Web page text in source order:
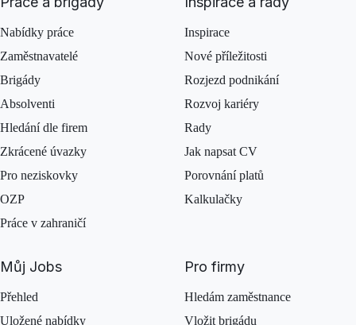
Nabídky práce
Zaměstnavatelé
Brigády
Absolventi
Hledání dle firem
Zkrácené úvazky
Pro neziskovky
OZP
Práce v zahraničí
Inspirace
Nové příležitosti
Rozjezd podnikání
Rozvoj kariéry
Rady
Jak napsat CV
Porovnání platů
Kalkulačky
Můj Jobs
Přehled
Uložené nabídky
Pro firmy
Hledám zaměstnance
Vložit brigádu